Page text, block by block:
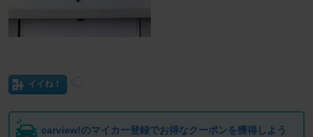
イイね！
carview!のマイカー登録でお得なクーポンを獲得しよう